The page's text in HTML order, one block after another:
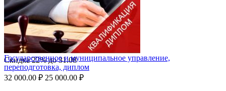
Скидка22%до31.08
Государственное и муниципальное управление,
переподготовка, диплом
32 000.00 ₽ 25 000.00 ₽